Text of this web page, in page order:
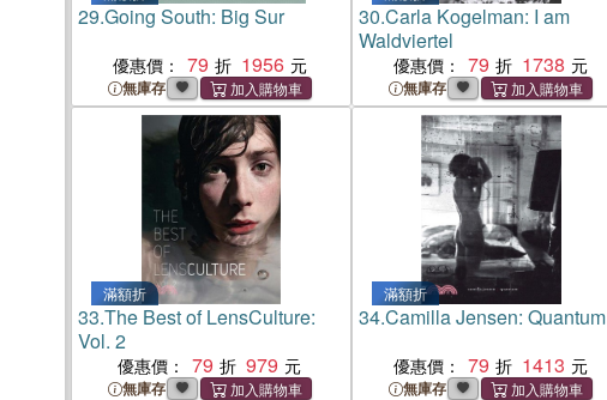
29.Going South: Big Sur
優惠價： 79 1956
無庫存
30.Carla Kogelman: I am
Waldviertel
優惠價： 79 1738
無庫存
滿額折
33.The Best of LensCulture:
Vol. 2
優惠價： 79 979
無庫存
滿額折
34.Camilla Jensen: Quantum
優惠價： 79 1413
無庫存